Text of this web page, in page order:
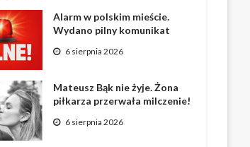
Alarm w polskim mieście.
Wydano pilny komunikat
6 sierpnia 2026
Mateusz Bąk nie żyje. Żona
piłkarza przerwała milczenie!
6 sierpnia 2026